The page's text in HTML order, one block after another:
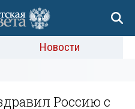
Новости
Россию с